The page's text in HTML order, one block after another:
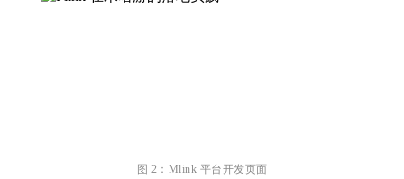
图 2：Mlink 平台开发页面